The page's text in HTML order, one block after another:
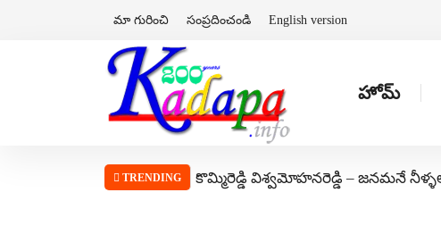
మా గురించి సంప్రదించండి English version
హోమ్
TRENDING కొమ్మిరెడ్డి విశ్వమోహనరెడ్డి – జనమనే